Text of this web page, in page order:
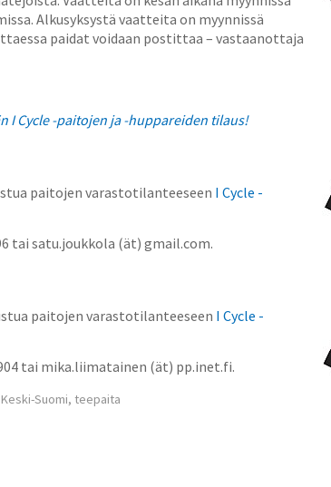
Alkusyksystä vaatteita on myynnissä
paidat voidaan postittaa – vastaanottaja
I Cycle -paitojen ja -huppareiden tilaus!
paitojen varastotilanteeseen I Cycle -
tai satu.joukkola (ät) gmail.com.
paitojen varastotilanteeseen I Cycle -
tai mika.liimatainen (ät) pp.inet.fi.
Keski-Suomi, teepaita